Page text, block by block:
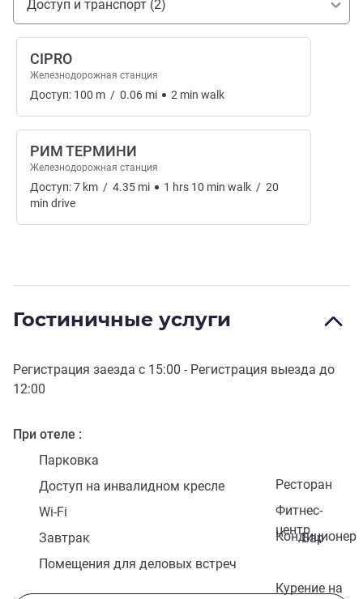
Доступ и транспорт (2)
CIPRO
Железнодорожная станция
Доступ: 100 m / 0.06 mi 2 min walk
РИМ ТЕРМИНИ
Железнодорожная станция
Доступ:7 km / 4.35 mi 1 hrs 10 min walk / 20
min drive
Гостиничные услуги
Регистрация заезда с 15:00 - Регистрация выезда до
12:00
При отеле
Парковка
Ресторан
Доступ на инвалидном кресле
Фитнес-
центр
Wi-Fi
Кондиционер
Завтрак
Бар
Помещения для деловых встреч
Курение на